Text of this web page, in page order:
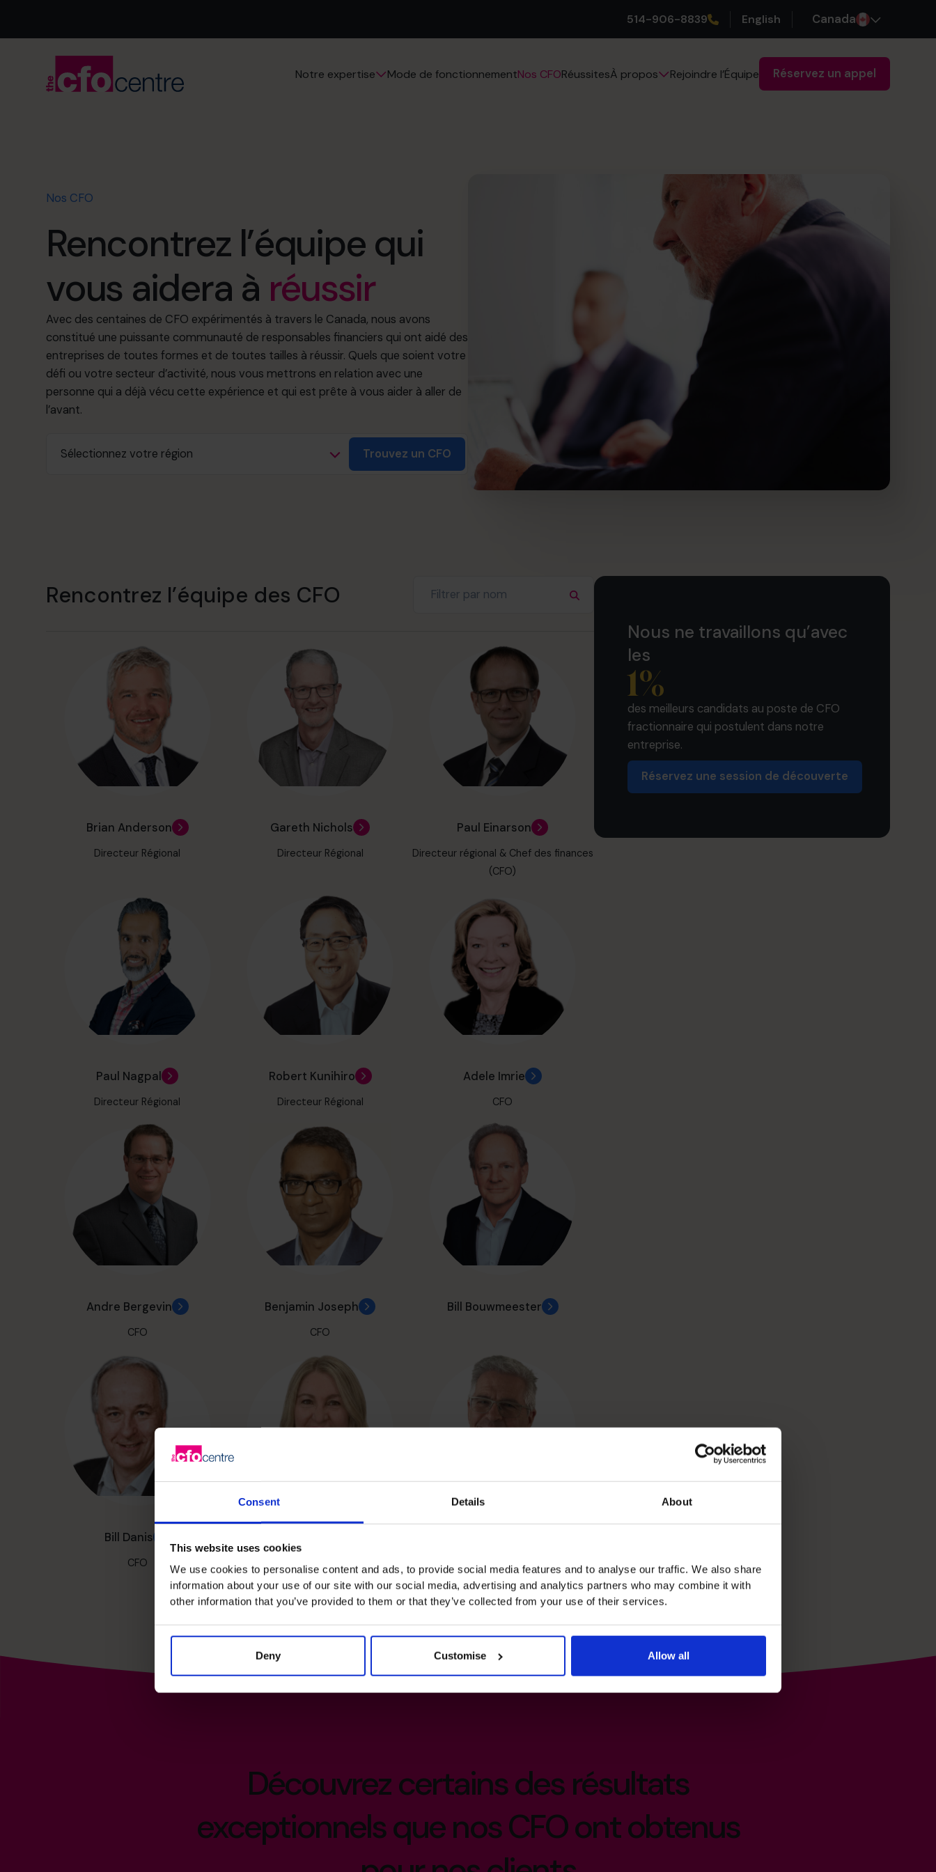
Consent Details About
This website uses cookies
We use cookies to personalise content and ads, to provide social media features and to analyse our traffic. We also share
information about your use of our site with our social media, advertising and analytics partners who may combine it with
other information that you’ve provided to them or that they’ve collected from your use of their services.
Deny Customise Allow all
514-906-8839 English Canada
Notre expertise Mode de fonctionnementNos CFORéussitesÀ propos Rejoindre l’Équipe Réservez un appel
Nos CFO
Rencontrez l’équipe qui
vous aidera à réussir
Avec des centaines de CFO expérimentés à travers le Canada, nous avons
constitué une puissante communauté de responsables financiers qui ont aidé des
entreprises de toutes formes et de toutes tailles à réussir. Quels que soient votre
défi ou votre secteur d’activité, nous vous mettrons en relation avec une
personne qui a déjà vécu cette expérience et qui est prête à vous aider à aller de
l’avant.
Trouvez un CFO
Rencontrez l’équipe des CFO
Brian Anderson
Directeur Régional
Gareth Nichols
Directeur Régional
Paul Einarson
Directeur régional & Chef des finances
(CFO)
Paul Nagpal
Directeur Régional
Robert Kunihiro
Directeur Régional
Adele Imrie
CFO
Andre Bergevin
CFO
Benjamin Joseph
CFO
Bill Bouwmeester
Bill Danis
CFO CFO
Charger plus
Nous ne travaillons qu’avec
les
1%
des meilleurs candidats au poste de CFO
fractionnaire qui postulent dans notre
entreprise.
Réservez une session de découverte
Découvrez certains des résultats
exceptionnels que nos CFO ont obtenus